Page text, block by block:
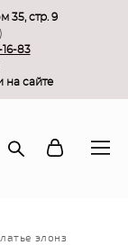
35, стр. 9
16-83
на сайте
элонз